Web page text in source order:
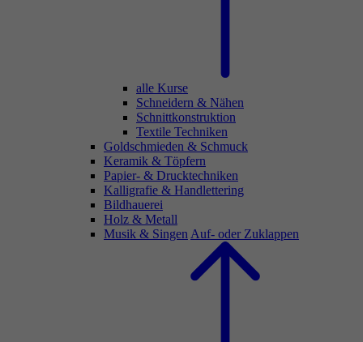
alle Kurse
Schneidern & Nähen
Schnittkonstruktion
Textile Techniken
Goldschmieden & Schmuck
Keramik & Töpfern
Papier- & Drucktechniken
Kalligrafie & Handlettering
Bildhauerei
Holz & Metall
Musik & Singen Auf- oder Zuklappen